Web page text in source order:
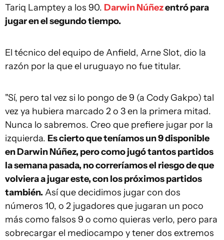
Tariq Lamptey a los 90. Darwin Núñezentró para
jugar en el segundo tiempo.
El técnico del equipo de Anfield, Arne Slot, dio la
razón por la que el uruguayo no fue titular.
"Sí, pero tal vez si lo pongo de 9 (a Cody Gakpo) tal
vez ya hubiera marcado 2 o 3 en la primera mitad.
Nunca lo sabremos. Creo que prefiere jugar por la
izquierda. Es cierto que teníamos un 9 disponible
en Darwin Núñez, pero como jugó tantos partidos
la semana pasada, no correríamos el riesgo de que
volviera a jugar este, con los próximos partidos
también. Así que decidimos jugar con dos
números 10, o 2 jugadores que jugaran un poco
más como falsos 9 o como quieras verlo, pero para
sobrecargar el mediocampo y tener dos extremos